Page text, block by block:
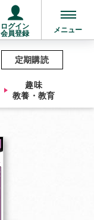
ログイン
会員登録
メニュー
趣味
教養・教育
定期購読